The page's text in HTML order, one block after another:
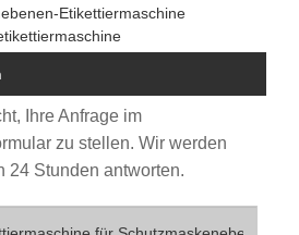
Etikettiermaschine
Ihre Anfrage im
zu stellen. Wir werden
24 Stunden antworten.